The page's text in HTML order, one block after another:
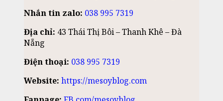
Nhắn tin zalo: 038 995 7319
Địa chỉ: 43 Thái Thị Bôi – Thanh Khê – Đà
Nẵng
Điện thoại: 038 995 7319
Website: https://mesoyblog.com